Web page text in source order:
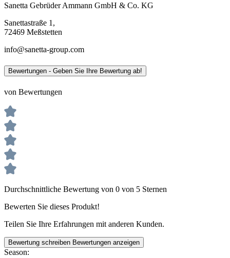
Sanetta Gebrüder Ammann GmbH & Co. KG
Sanettastraße 1,
72469 Meßstetten
info@sanetta-group.com
Bewertungen - Geben Sie Ihre Bewertung ab!
von Bewertungen
Durchschnittliche Bewertung von 0 von 5 Sternen
Bewerten Sie dieses Produkt!
Teilen Sie Ihre Erfahrungen mit anderen Kunden.
Bewertung schreiben Bewertungen anzeigen
Season: